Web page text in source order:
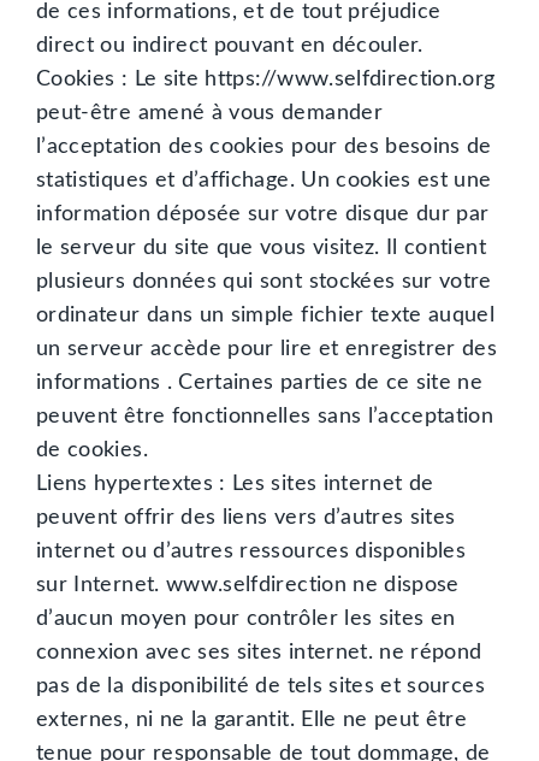
de ces informations, et de tout préjudice
direct ou indirect pouvant en découler.
Cookies : Le site https://www.selfdirection.org
peut-être amené à vous demander
l’acceptation des cookies pour des besoins de
statistiques et d’affichage. Un cookies est une
information déposée sur votre disque dur par
le serveur du site que vous visitez. Il contient
plusieurs données qui sont stockées sur votre
ordinateur dans un simple fichier texte auquel
un serveur accède pour lire et enregistrer des
informations . Certaines parties de ce site ne
peuvent être fonctionnelles sans l’acceptation
de cookies.
Liens hypertextes : Les sites internet de
peuvent offrir des liens vers d’autres sites
internet ou d’autres ressources disponibles
sur Internet. www.selfdirection ne dispose
d’aucun moyen pour contrôler les sites en
connexion avec ses sites internet. ne répond
pas de la disponibilité de tels sites et sources
externes, ni ne la garantit. Elle ne peut être
tenue pour responsable de tout dommage, de